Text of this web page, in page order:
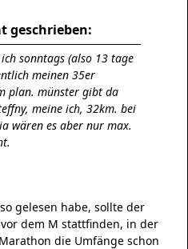
geschrieben:
sonntags (also 13 tage
meinen 35er
plan. münster gibt da
meine ich, 32km. bei
wären es aber nur max.
gelesen habe, sollte der
dem M stattfinden, in der
die Umfänge schon